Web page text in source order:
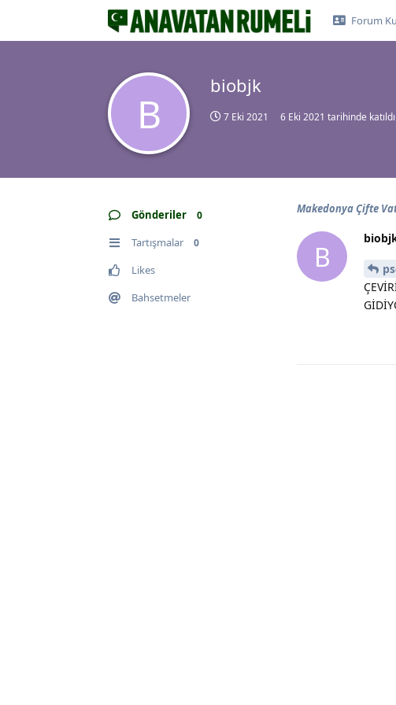
Forum
B
biobjk
7 Eki 2021 6 Eki 2021 tarihinde katıldı
Gönderiler 0
Tartışmalar 0
Likes
Bahsetmeler
Makedonya Çifte
B